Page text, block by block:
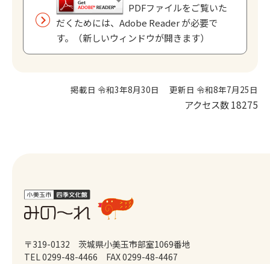
PDFファイルをご覧いた
だくためには、Adobe Reader が必要で
す。（新しいウィンドウが開きます）
掲載日 令和3年8月30日 更新日 令和8年7月25日
アクセス数18275
〒319-0132 茨城県小美玉市部室1069番地
TEL 0299-48-4466
FAX 0299-48-4467